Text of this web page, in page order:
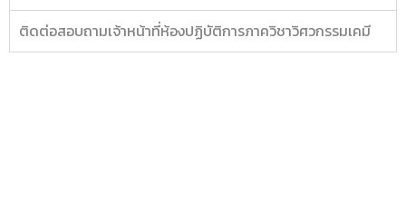
ติดต่อสอบถามเจ้าหน้าที่ห้องปฏิบัติการภาควิชาวิศวกรรมเคมี